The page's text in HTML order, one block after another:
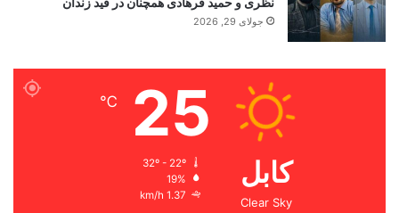
جولای 29, 2026
کابل
Clear Sky
25
℃
19%
1.37 km/h